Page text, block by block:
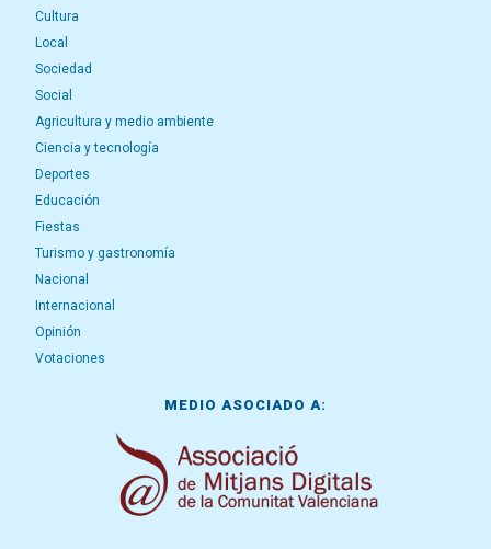
Cultura
Local
Sociedad
Social
Agricultura y medio ambiente
Ciencia y tecnología
Deportes
Educación
Fiestas
Turismo y gastronomía
Nacional
Internacional
Opinión
Votaciones
MEDIO ASOCIADO A: